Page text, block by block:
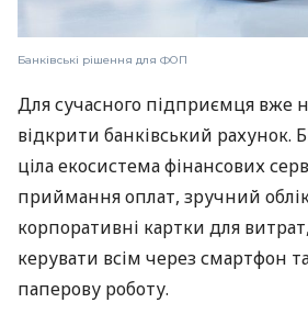
Банківські рішення для ФОП
Для сучасного підприємця вже
відкрити банківський рахунок.
ціла екосистема фінансових
приймання оплат, зручний
корпоративні картки для
керувати всім через смартфон
паперову роботу.